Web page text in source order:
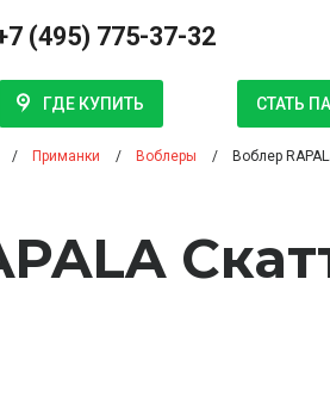
(495) 775-37-32
ГДЕ КУПИТЬ СТАТЬ
Приманки Воблеры Воблер